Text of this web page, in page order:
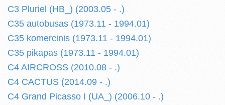
C3 Pluriel (HB_) (2003.05 - .)
C35 autobusas (1973.11 - 1994.01)
C35 komercinis (1973.11 - 1994.01)
C35 pikapas (1973.11 - 1994.01)
C4 AIRCROSS (2010.08 - .)
C4 CACTUS (2014.09 - .)
C4 Grand Picasso I (UA_) (2006.10 - .)